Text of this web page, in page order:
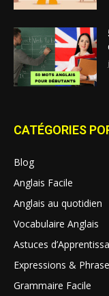
CATÉGORIES
Blog
Anglais Facile
Anglais au quotidien
Vocabulaire Anglais
Astuces
Expressions &
Grammaire Facile